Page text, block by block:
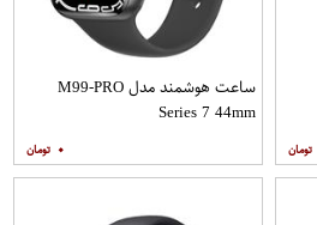
ساعت هوشمند مدل M99-PRO
Series 7 44mm
۰